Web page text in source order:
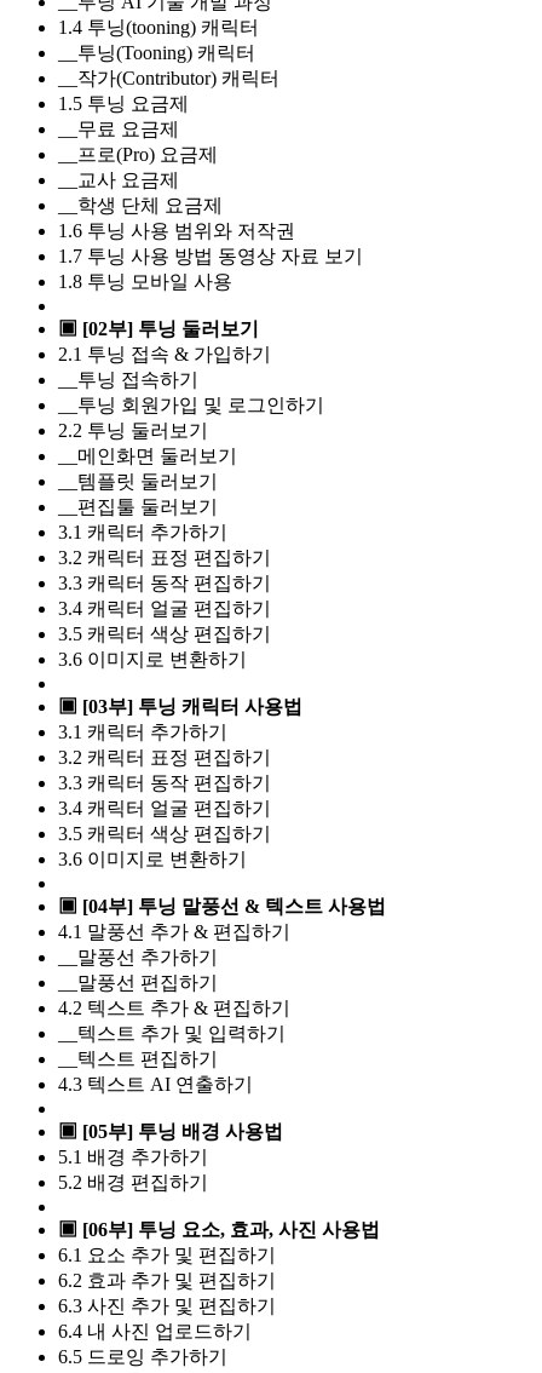
1.4 투닝(tooning) 캐릭터
__투닝(Tooning) 캐릭터
__작가(Contributor) 캐릭터
1.5 투닝 요금제
__무료 요금제
__프로(Pro) 요금제
__교사 요금제
__학생 단체 요금제
1.6 투닝 사용 범위와 저작권
1.7 투닝 사용 방법 동영상 자료 보기
1.8 투닝 모바일 사용
▣ [02부] 투닝 둘러보기
2.1 투닝 접속 & 가입하기
__투닝 접속하기
__투닝 회원가입 및 로그인하기
2.2 투닝 둘러보기
__메인화면 둘러보기
__템플릿 둘러보기
__편집툴 둘러보기
3.1 캐릭터 추가하기
3.2 캐릭터 표정 편집하기
3.3 캐릭터 동작 편집하기
3.4 캐릭터 얼굴 편집하기
3.5 캐릭터 색상 편집하기
3.6 이미지로 변환하기
▣ [03부] 투닝 캐릭터 사용법
3.1 캐릭터 추가하기
3.2 캐릭터 표정 편집하기
3.3 캐릭터 동작 편집하기
3.4 캐릭터 얼굴 편집하기
3.5 캐릭터 색상 편집하기
3.6 이미지로 변환하기
▣ [04부] 투닝 말풍선 & 텍스트 사용법
4.1 말풍선 추가 & 편집하기
__말풍선 추가하기
__말풍선 편집하기
4.2 텍스트 추가 & 편집하기
__텍스트 추가 및 입력하기
__텍스트 편집하기
4.3 텍스트 AI 연출하기
▣ [05부] 투닝 배경 사용법
5.1 배경 추가하기
5.2 배경 편집하기
▣ [06부] 투닝 요소, 효과, 사진 사용법
6.1 요소 추가 및 편집하기
6.2 효과 추가 및 편집하기
6.3 사진 추가 및 편집하기
6.4 내 사진 업로드하기
6.5 드로잉 추가하기